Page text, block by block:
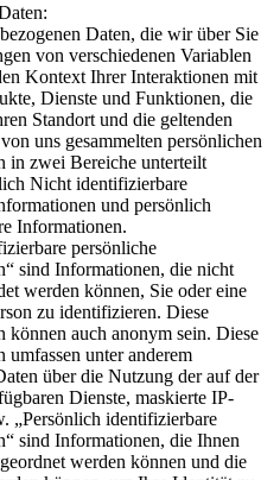
Daten, die wir über Sie
von verschiedenen Variablen
Kontext Ihrer Interaktionen mit
Dienste und Funktionen, die
Standort und die geltenden
uns gesammelten persönlichen
in zwei Bereiche unterteilt
Nicht identifizierbare
und persönlich
Informationen.
persönliche
sind Informationen, die nicht
werden können, Sie oder eine
zu identifizieren. Diese
können auch anonym sein. Diese
umfassen unter anderem
über die Nutzung der auf der
Dienste, maskierte IP-
„Persönlich identifizierbare
sind Informationen, die Ihnen
werden können und die